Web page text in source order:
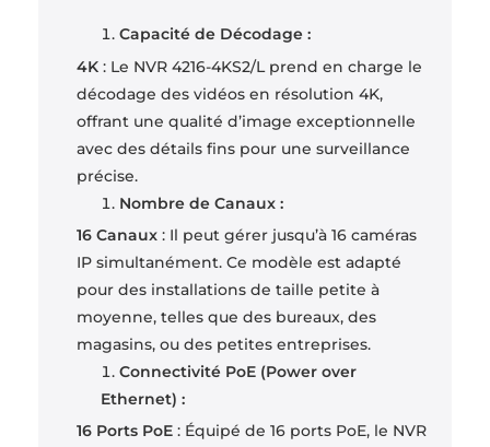
Capacité de Décodage :
4K: Le NVR 4216-4KS2/L prend en charge le
décodage des vidéos en résolution 4K,
offrant une qualité d’image exceptionnelle
avec des détails fins pour une surveillance
précise.
Nombre de Canaux :
16 Canaux: Il peut gérer jusqu’à 16 caméras
IP simultanément. Ce modèle est adapté
pour des installations de taille petite à
moyenne, telles que des bureaux, des
magasins, ou des petites entreprises.
Connectivité PoE (Power over
Ethernet) :
16 Ports PoE: Équipé de 16 ports PoE, le NVR